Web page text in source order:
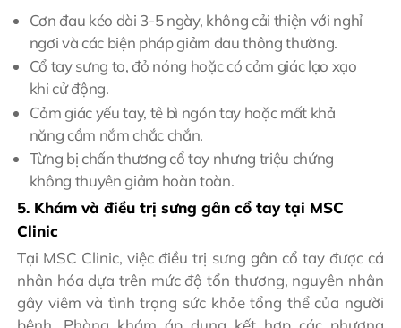
Cơn đau kéo dài 3-5 ngày, không cải thiện với nghỉ
ngơi và các biện pháp giảm đau thông thường.
Cổ tay sưng to, đỏ nóng hoặc có cảm giác lạo xạo
khi cử động.
Cảm giác yếu tay, tê bì ngón tay hoặc mất khả
năng cầm nắm chắc chắn.
Từng bị chấn thương cổ tay nhưng triệu chứng
không thuyên giảm hoàn toàn.
5. Khám và điều trị sưng gân cổ tay tại MSC
Clinic
Tại MSC Clinic, việc điều trị sưng gân cổ tay được cá
nhân hóa dựa trên mức độ tổn thương, nguyên nhân
gây viêm và tình trạng sức khỏe tổng thể của người